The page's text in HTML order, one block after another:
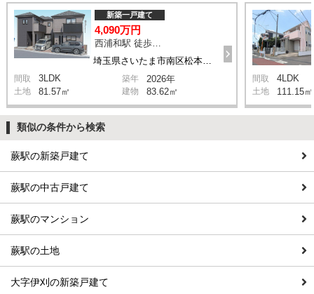
埼玉県さいたま市南区松本1丁目
新築一戸建て
4,090万円
西浦和駅 徒歩14分
間取 3LDK 築年 2026年
土地 81.57㎡ 建物 83.62㎡
間取 4LDK
土地 111.15㎡
類似の条件から検索
蕨駅の新築戸建て
蕨駅の中古戸建て
蕨駅のマンション
蕨駅の土地
大字伊刈の新築戸建て